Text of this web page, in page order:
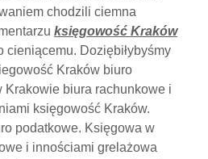
chodzili ciemna
księgowość Kraków
cieniącemu. Doziębiłybyśmy
Kraków biuro
Krakowie biura rachunkowe i
księgowość Kraków.
podatkowe. Księgowa w
i innościami grelażowa